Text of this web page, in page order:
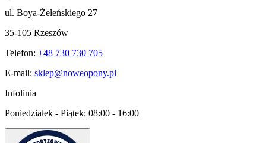
ul. Boya-Żeleńskiego 27
35-105 Rzeszów
Telefon: +48 730 730 705
E-mail: sklep@noweopony.pl
Infolinia
Poniedziałek - Piątek: 08:00 - 16:00